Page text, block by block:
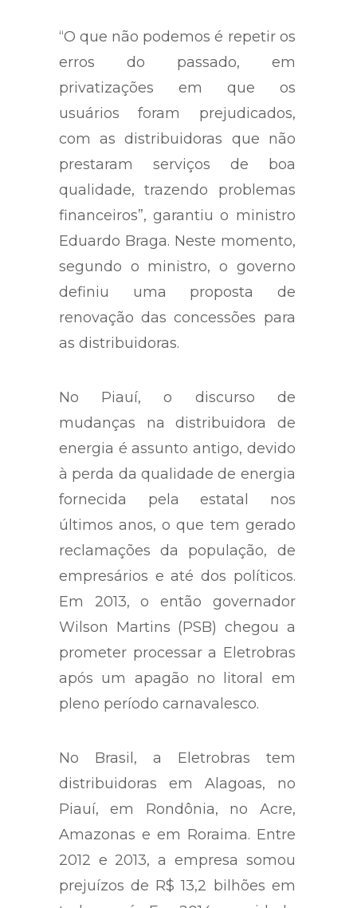
“O que não podemos é repetir os
erros do passado, em
privatizações em que os
usuários foram prejudicados,
com as distribuidoras que não
prestaram serviços de boa
qualidade, trazendo problemas
financeiros”, garantiu o ministro
Eduardo Braga. Neste momento,
segundo o ministro, o governo
definiu uma proposta de
renovação das concessões para
as distribuidoras.
No Piauí, o discurso de
mudanças na distribuidora de
energia é assunto antigo, devido
à perda da qualidade de energia
fornecida pela estatal nos
últimos anos, o que tem gerado
reclamações da população, de
empresários e até dos políticos.
Em 2013, o então governador
Wilson Martins (PSB) chegou a
prometer processar a Eletrobras
após um apagão no litoral em
pleno período carnavalesco.
No Brasil, a Eletrobras tem
distribuidoras em Alagoas, no
Piauí, em Rondônia, no Acre,
Amazonas e em Roraima. Entre
2012 e 2013, a empresa somou
prejuízos de R$ 13,2 bilhões em